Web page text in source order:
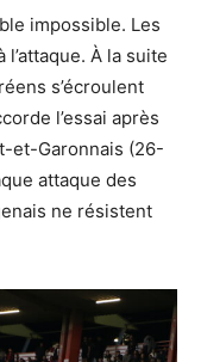
impossible. Les
À la suite
s’écroulent
l’essai après
et-Garonnais (26-
attaque des
ne résistent